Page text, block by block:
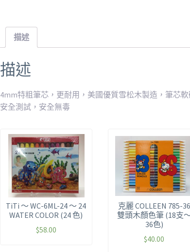
描述
描述
4mm特粗筆芯，更耐用，美國優質雪松木製造，筆芯
安全測試，安全無毒
TiTi ～ WC-6ML-24 ～ 24
WATER COLOR (24 色)
$58.00
克麗 COLLEEN 785-36
雙頭木顏色筆 (18支
36色)
$40.00